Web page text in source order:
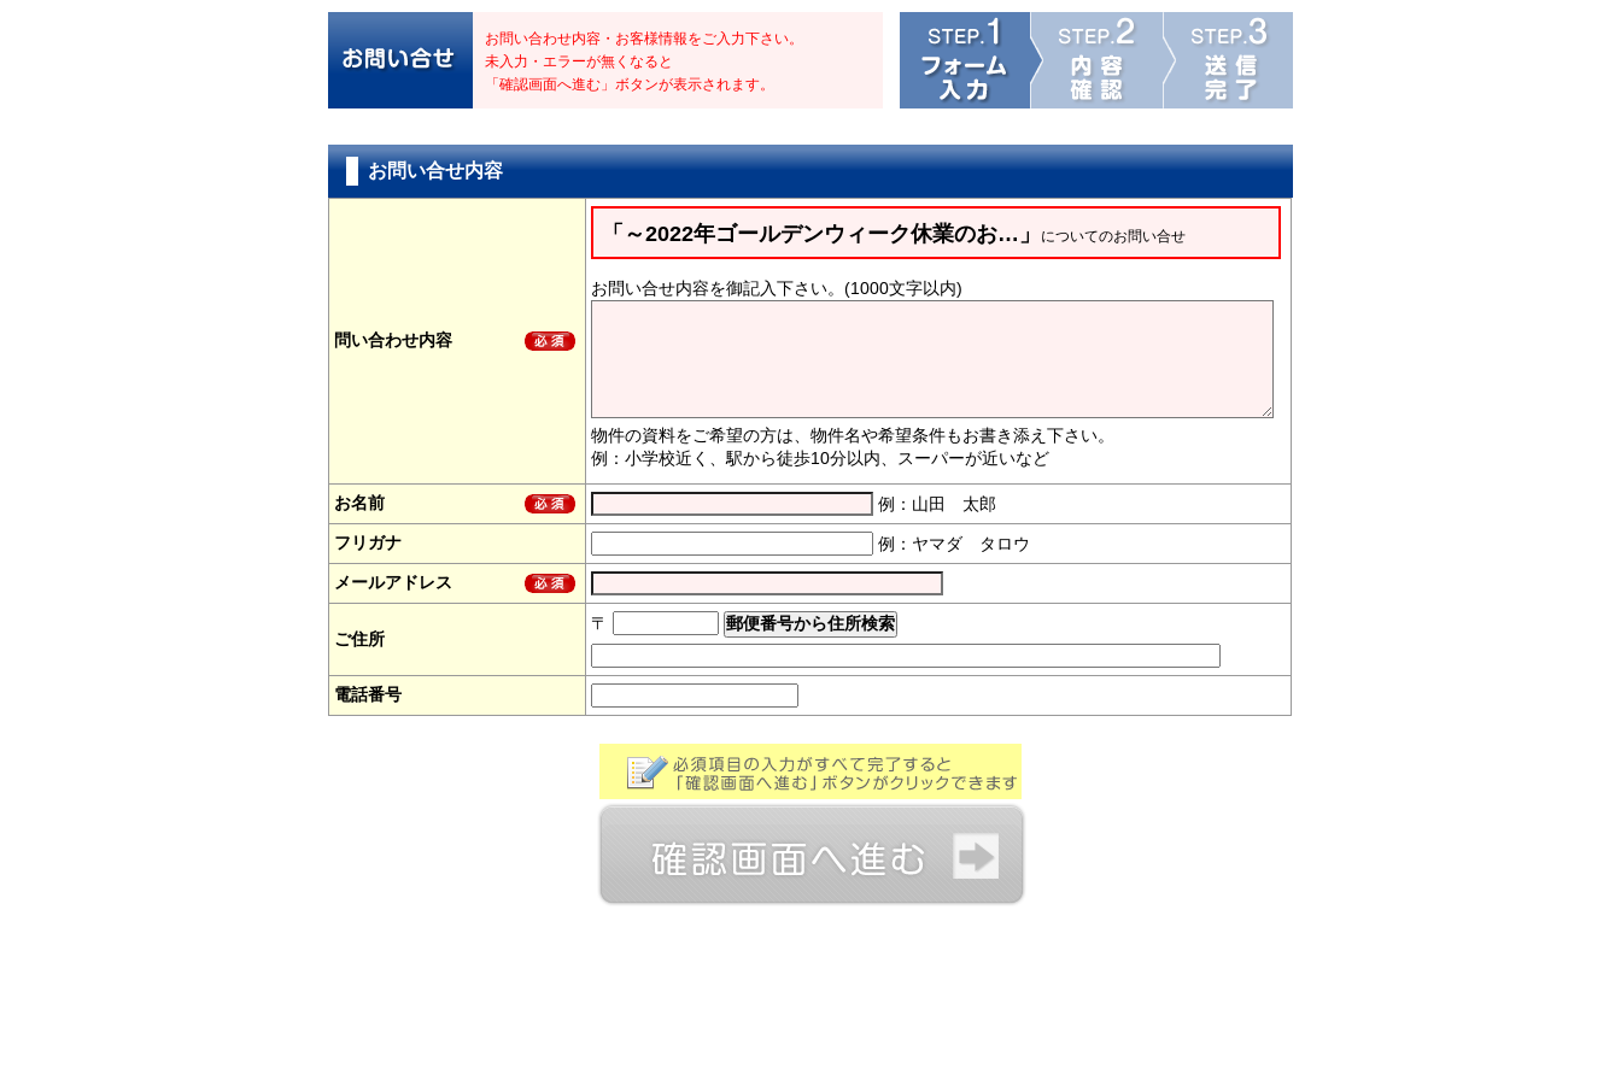
お問い合わせ内容・お客様情報をご入力下さい。
未入力・エラーが無くなると
「確認画面へ進む」ボタンが表示されます。
お問い合せ内容
問い合わせ内容
「～2022年ゴールデンウィーク休業のお…」 についてのお問い合せ
お問い合せ内容を御記入下さい。(1000文字以内)
物件の資料をご希望の方は、物件名や希望条件もお書き添え下さい。
例：小学校近く、駅から徒歩10分以内、スーパーが近いなど
お名前
例：山田 太郎
フリガナ
例：ヤマダ タロウ
メールアドレス
ご住所
〒
電話番号